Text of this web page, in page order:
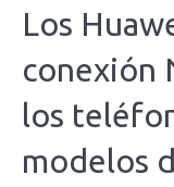
Los
conexión
los
modelos